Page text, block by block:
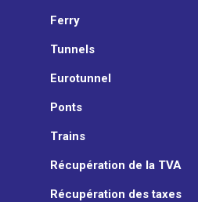
Ferry
Tunnels
Eurotunnel
Ponts
Trains
Récupération de la TVA
Récupération des taxes